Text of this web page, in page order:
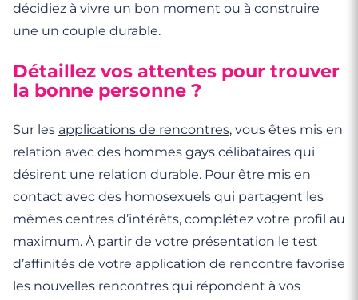
décidiez à vivre un bon moment ou à construire
une un couple durable.
Détaillez vos attentes pour trouver
la bonne personne ?
Sur les applications de rencontres, vous êtes mis en
relation avec des hommes gays célibataires qui
désirent une relation durable. Pour être mis en
contact avec des homosexuels qui partagent les
mêmes centres d’intérêts, complétez votre profil au
maximum. À partir de votre présentation le test
d’affinités de votre application de rencontre favorise
les nouvelles rencontres qui répondent à vos